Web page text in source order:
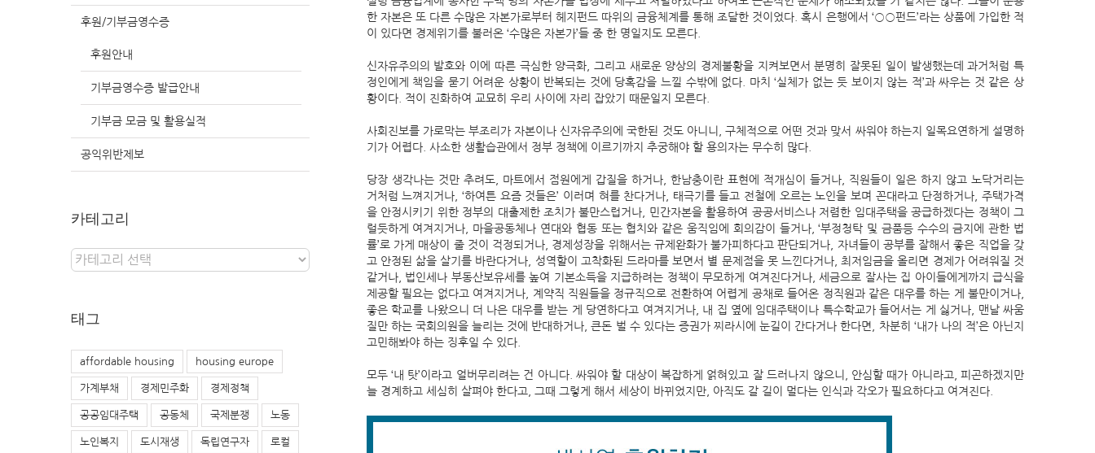
한 자본은 또 다른 수많은 자본가로부터 헤지펀드 따위의 금융체계를 통해 조달한 것이었다. 혹시 은행에서 ‘○○펀드’라는 상품에 가입한 적
이 있다면 경제위기를 불러온 ‘수많은 자본가’들 중 한 명일지도 모른다.
신자유주의의 발호와 이에 따른 극심한 양극화, 그리고 새로운 양상의 경제불황을 지켜보면서 분명히 잘못된 일이 발생했는데 과거처럼 특
정인에게 책임을 묻기 어려운 상황이 반복되는 것에 당혹감을 느낄 수밖에 없다. 마치 ‘실체가 없는 듯 보이지 않는 적’과 싸우는 것 같은 상
황이다. 적이 진화하여 교묘히 우리 사이에 자리 잡았기 때문일지 모른다.
사회진보를 가로막는 부조리가 자본이나 신자유주의에 국한된 것도 아니니, 구체적으로 어떤 것과 맞서 싸워야 하는지 일목요연하게 설명하
기가 어렵다. 사소한 생활습관에서 정부 정책에 이르기까지 추궁해야 할 용의자는 무수히 많다.
당장 생각나는 것만 추려도, 마트에서 점원에게 갑질을 하거나, 한남충이란 표현에 적개심이 들거나, 직원들이 일은 하지 않고 노닥거리는
거처럼 느껴지거나, ‘하여튼 요즘 것들은’ 이러며 혀를 찬다거나, 태극기를 들고 전철에 오르는 노인을 보며 꼰대라고 단정하거나, 주택가격
을 안정시키기 위한 정부의 대출제한 조치가 불만스럽거나, 민간자본을 활용하여 공공서비스나 저렴한 임대주택을 공급하겠다는 정책이 그
럴듯하게 여겨지거나, 마을공동체나 연대와 협동 또는 협치와 같은 움직임에 회의감이 들거나, ‘부정청탁 및 금품등 수수의 금지에 관한 법
률’로 가게 매상이 줄 것이 걱정되거나, 경제성장을 위해서는 규제완화가 불가피하다고 판단되거나, 자녀들이 공부를 잘해서 좋은 직업을 갖
고 안정된 삶을 살기를 바란다거나, 성역할이 고착화된 드라마를 보면서 별 문제점을 못 느낀다거나, 최저임금을 올리면 경제가 어려워질 것
같거나, 법인세나 부동산보유세를 높여 기본소득을 지급하려는 정책이 무모하게 여겨진다거나, 세금으로 잘사는 집 아이들에게까지 급식을
제공할 필요는 없다고 여겨지거나, 계약직 직원들을 정규직으로 전환하여 어렵게 공채로 들어온 정직원과 같은 대우를 하는 게 불만이거나,
좋은 학교를 나왔으니 더 나은 대우를 받는 게 당연하다고 여겨지거나, 내 집 옆에 임대주택이나 특수학교가 들어서는 게 싫거나, 맨날 싸움
질만 하는 국회의원을 늘리는 것에 반대하거나, 큰돈 벌 수 있다는 증권가 찌라시에 눈길이 간다거나 한다면, 차분히 ‘내가 나의 적’은 아닌지
고민해봐야 하는 징후일 수 있다.
모두 ‘내 탓’이라고 얼버무리려는 건 아니다. 싸워야 할 대상이 복잡하게 얽혀있고 잘 드러나지 않으니, 안심할 때가 아니라고, 피곤하겠지만
늘 경계하고 세심히 살펴야 한다고, 그때 그렇게 해서 세상이 바뀌었지만, 아직도 갈 길이 멀다는 인식과 각오가 필요하다고 여겨진다.
후원/기부금영수증
후원안내
기부금영수증 발급안내
기부금 모금 및 활용실적
공익위반제보
카테고리
카
테
태그
affordable housing housing europe
가계부채 경제민주화 경제정책
공공임대주택 공동체 국제분쟁 노동
노인복지 도시재생 독립연구자 로컬